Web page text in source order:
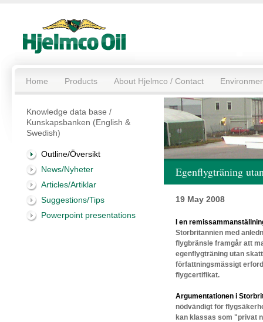
Home Products About Hjelmco / Contact
Knowledge data base /
Kunskapsbanken (English &
Swedish)
Outline/Översikt
News/Nyheter
Articles/Artiklar
Suggestions/Tips
Powerpoint presentations
Egenflygträning
19 May 2008
I en
Storbritannien med
flygbränsle framgår att
egenflygträning utan
författningsmässigt
flygcertifikat.
Argumentationen i
nödvändigt för
kan klassas som "privat